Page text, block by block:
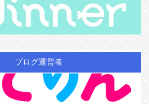
ブログ運営者